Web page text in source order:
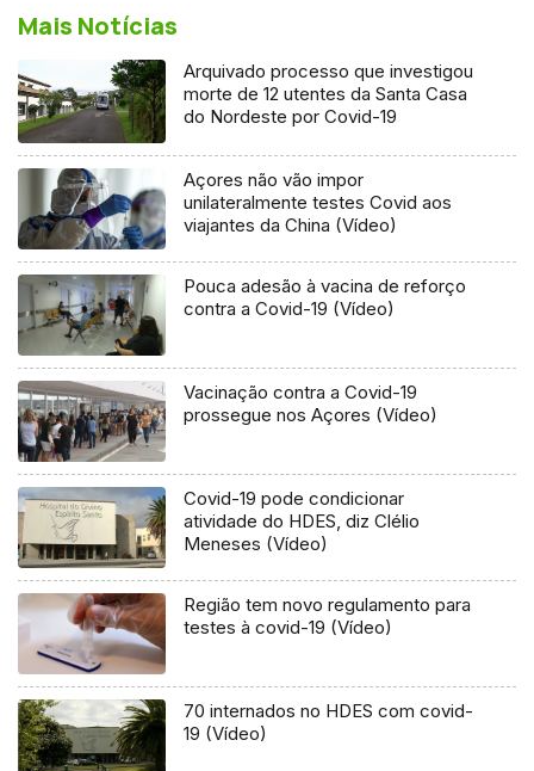
Mais Notícias
Arquivado processo que investigou
morte de 12 utentes da Santa Casa
do Nordeste por Covid-19
Açores não vão impor
unilateralmente testes Covid aos
viajantes da China (Vídeo)
Pouca adesão à vacina de reforço
contra a Covid-19 (Vídeo)
Vacinação contra a Covid-19
prossegue nos Açores (Vídeo)
Covid-19 pode condicionar
atividade do HDES, diz Clélio
Meneses (Vídeo)
Região tem novo regulamento para
testes à covid-19 (Vídeo)
70 internados no HDES com covid-
19 (Vídeo)